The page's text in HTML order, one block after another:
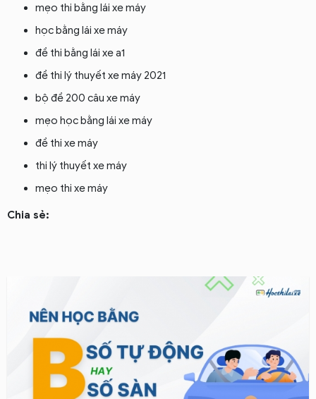
mẹo thi bằng lái xe máy
học bằng lái xe máy
đề thi bằng lái xe a1
đề thi lý thuyết xe máy 2021
bộ đề 200 câu xe máy
mẹo học bằng lái xe máy
đề thi xe máy
thi lý thuyết xe máy
mẹo thi xe máy
Chia sẻ: